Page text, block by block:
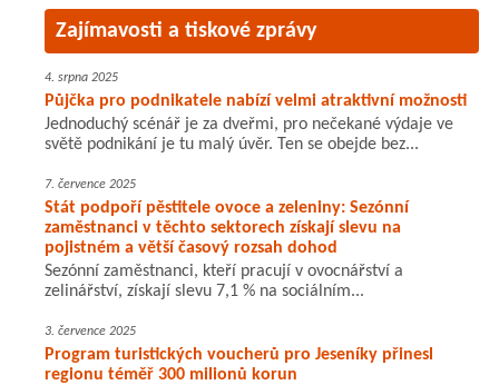
Zajímavosti a tiskové zprávy
4. srpna 2025
Půjčka pro podnikatele nabízí velmi atraktivní možnosti
Jednoduchý scénář je za dveřmi, pro nečekané výdaje ve
světě podnikání je tu malý úvěr. Ten se obejde bez...
7. července 2025
Stát podpoří pěstitele ovoce a zeleniny: Sezónní
zaměstnanci v těchto sektorech získají slevu na
pojistném a větší časový rozsah dohod
Sezónní zaměstnanci, kteří pracují v ovocnářství a
zelinářství, získají slevu 7,1 % na sociálním...
3. července 2025
Program turistických voucherů pro Jeseníky přinesl
regionu téměř 300 milionů korun